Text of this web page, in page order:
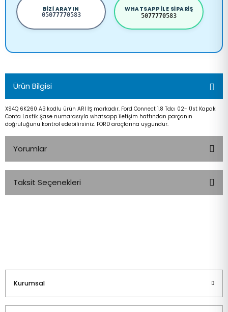
BIZI ARAYIN
05077770583
WHATSAPP ILE SIPARIŞ
5077770583
Ürün Bilgisi
XS4Q 6K260 AB kodlu ürün ARI İŞ markadır. Ford Connect 1.8 Tdcı 02- Üst Kapak
Conta Lastik Şase numarasıyla whatsapp iletişim hattından parçanın
doğruluğunu kontrol edebilirsiniz. FORD araçlarına uygundur.
Yorumlar
Taksit Seçenekleri
Kurumsal